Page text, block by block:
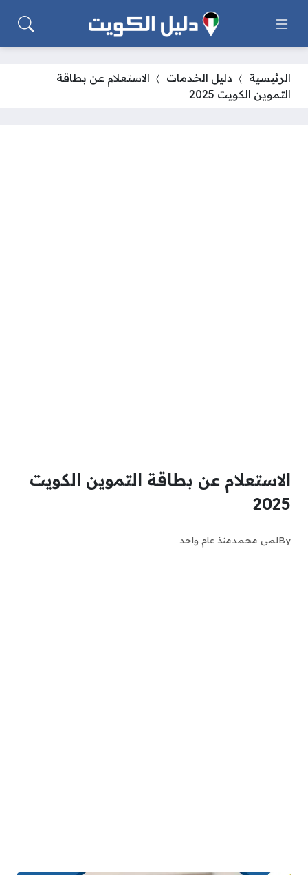
الرئيسية دليل الخدمات
الاستعلام عن بطاقة
التموين الكويت 2025
الاستعلام عن بطاقة التموين الكويت
2025
Byلمى محمدمنذ عام واحد